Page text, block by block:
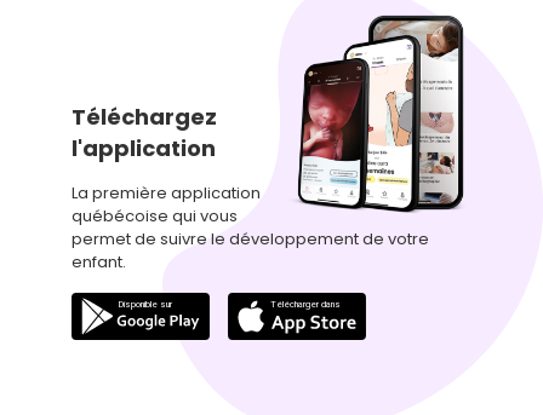
Téléchargez
l'application
La première application
québécoise qui vous
permet de suivre le développement de votre
enfant.